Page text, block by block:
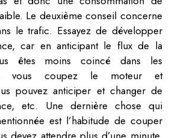
Le deuxième conseil concerne
le trafic. Essayez de développer
car en anticipant le flux de la
êtes moins coincé dans les
vous coupez le moteur et
pouvez anticiper et changer de
etc. Une dernière chose qui
est l’habitude de couper